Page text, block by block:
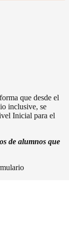
que desde el
inclusive, se
Inicial para el
de alumnos que